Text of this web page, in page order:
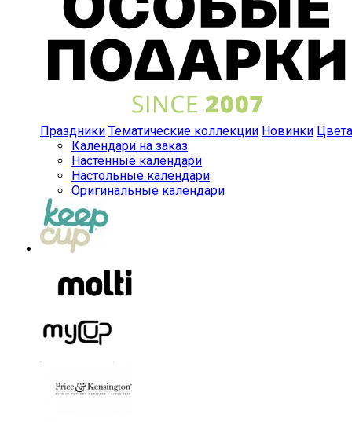
Праздники Тематические коллекции Новинки Цвета
Календари на заказ
Настенные календари
Настольные календари
Оригинальные календари